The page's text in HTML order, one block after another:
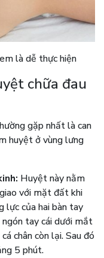
là dễ thực hiện
chữa đau
gặp nhất là can
huyệt ở vùng lưng
Huyệt này nằm
với mặt đất khi
lực của hai bàn tay
tay cái dưới mắt
chân còn lại. Sau đó
5 phút.